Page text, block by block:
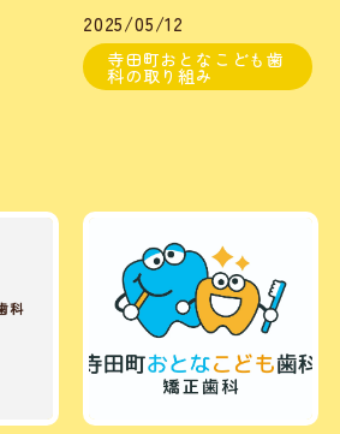
2025/05/12
寺田町おとなこども歯
科の取り組み